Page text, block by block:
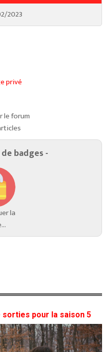
2023
privé
le forum
badges -
la
pour la saison 5